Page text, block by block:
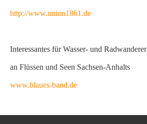
http://www.union1861.de
Interessantes für Wasser- und Radwanderer
an Flüssen und Seen Sachsen-Anhalts
www.blaues-band.de